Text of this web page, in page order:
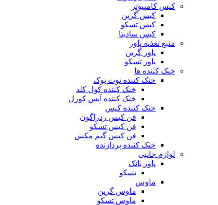
کیس کامپیوتر
کیس گرین
کیس تسکو
کیس سادیتا
منبع تغذیه‌ پاور
پاور گرین
پاور تسکو
خنک کننده ها
خنک کننده نوت بوک
خنک کننده کول کلد
خنک کننده آیس کورل
خنک کننده کیس
فن کیس ردراگون
فن کیس تسکو
فن کیس گیم مکس
خنک کننده پردازنده
لوازم جانبی
پاور بانک
تسکو
ماوس
ماوس گرین
ماوس تسکو